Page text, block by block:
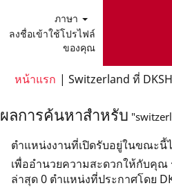
ภาษา
ลงชื่อเข้าใช้โปรไฟล์
ของคุณ
หน้าแรก | Switzerland ที่ DKSH
ผลการค้นหาสำหรับ
ตำแหน่งงานที่เปิดรับอยู่ในขณะนี้
เพื่ออำนวยความสะดวกให้กับคุณ
ล่าสุด 0 ตำแหน่งที่ประกาศโดย